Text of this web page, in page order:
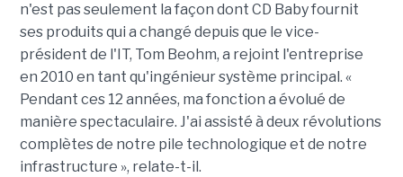
n'est pas seulement la façon dont CD Baby fournit
ses produits qui a changé depuis que le vice-
président de l'IT, Tom Beohm, a rejoint l'entreprise
en 2010 en tant qu'ingénieur système principal. «
Pendant ces 12 années, ma fonction a évolué de
manière spectaculaire. J'ai assisté à deux révolutions
complètes de notre pile technologique et de notre
infrastructure », relate-t-il.